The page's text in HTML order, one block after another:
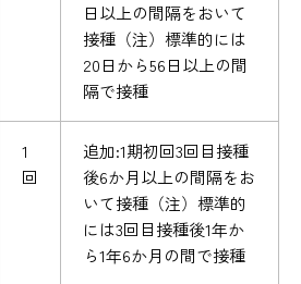
日以上の間隔をおいて
接種（注）標準的には
20日から56日以上の間
隔で接種
1
回
追加:1期初回3回目接種
後6か月以上の間隔をお
いて接種（注）標準的
には3回目接種後1年か
ら1年6か月の間で接種